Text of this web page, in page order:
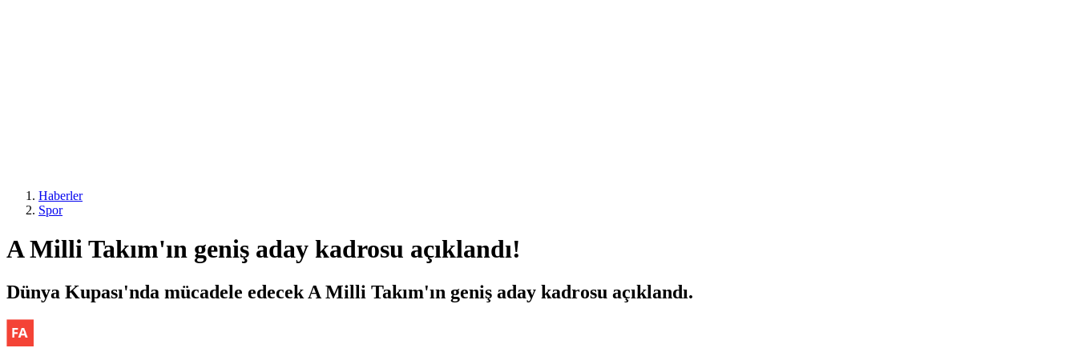
Haberler
Spor
A Milli Takım'ın geniş aday kadrosu açıklandı!
Dünya Kupası'nda mücadele edecek A Milli Takım'ın geniş aday kadrosu açıklandı.